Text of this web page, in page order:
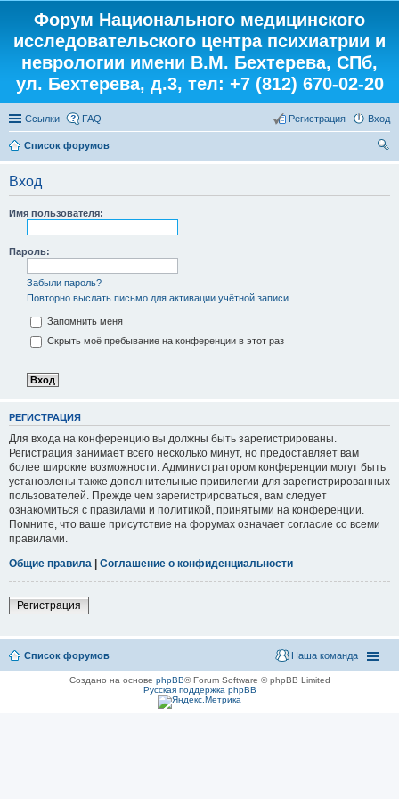
Форум Национального медицинского
исследовательского центра психиатрии и
неврологии имени В.М. Бехтерева, СПб,
ул. Бехтерева, д.3, тел: +7 (812) 670-02-20
Ссылки FAQ Вход
Регистрация
Список форумов
Вход
Имя пользователя:
Пароль:
Забыли пароль?
Повторно выслать письмо для активации учётной записи
Запомнить меня
Скрыть моё пребывание на конференции в этот раз
РЕГИСТРАЦИЯ
Для входа на конференцию вы должны быть зарегистрированы.
Регистрация занимает всего несколько минут, но предоставляет вам
более широкие возможности. Администратором конференции могут быть
установлены также дополнительные привилегии для зарегистрированных
пользователей. Прежде чем зарегистрироваться, вам следует
ознакомиться с правилами и политикой, принятыми на конференции.
Помните, что ваше присутствие на форумах означает согласие со всеми
правилами.
Общие правила | Соглашение о конфиденциальности
Регистрация
Список форумов Наша команда
Создано на основе phpBB® Forum Software © phpBB Limited
Русская поддержка phpBB